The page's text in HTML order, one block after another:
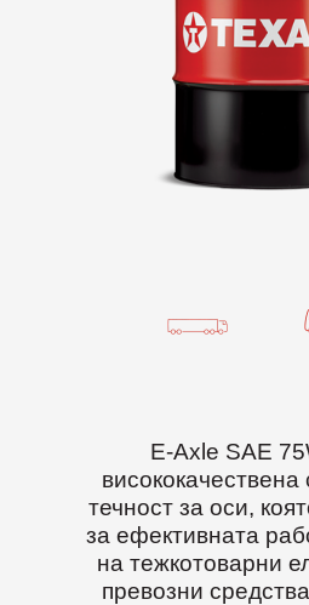
E-Axle SAE
висококачествена
течност за оси,
за ефективната
на тежкотоварни
превозни